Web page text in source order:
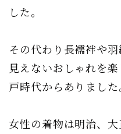
した。
その代わり長襦袢や羽
見えないおしゃれを
戸時代からありました
女性の着物は明治、